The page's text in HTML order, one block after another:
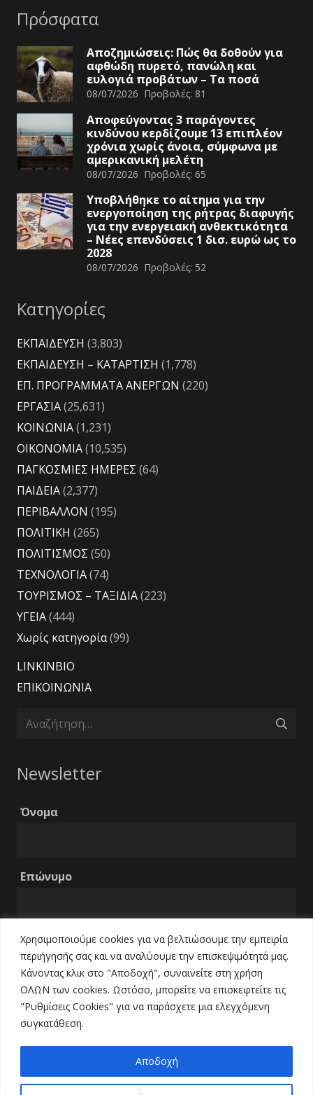
Χρησιμοποιούμε cookies για να βελτιώσουμε την εμπειρία
περιήγησής σας και να αναλύουμε την επισκεψιμότητά μας.
Κάνοντας κλικ στο "Αποδοχή", συναινείτε στη χρήση
ΟΛΩΝ των cookies. Ωστόσο, μπορείτε να επισκεφτείτε τις
"Ρυθμίσεις Cookies" για να παράσχετε μια ελεγχόμενη
συγκατάθεση.
Αποδοχή
Πρόσφατα
Αποζημιώσεις: Πώς θα δοθούν για
αφθώδη πυρετό, πανώλη και
ευλογιά προβάτων – Τα ποσά
08/07/2026 Προβολές: 81
Αποφεύγοντας 3 παράγοντες
κινδύνου κερδίζουμε 13 επιπλέον
χρόνια χωρίς άνοια, σύμφωνα με
αμερικανική μελέτη
08/07/2026 Προβολές: 65
Υποβλήθηκε το αίτημα για την
ενεργοποίηση της ρήτρας διαφυγής
για την ενεργειακή ανθεκτικότητα
– Νέες επενδύσεις 1 δισ. ευρώ ως το
2028
08/07/2026 Προβολές: 52
Κατηγορίες
ΕΚΠΑΙΔΕΥΣΗ (3,803)
ΕΚΠΑΙΔΕΥΣΗ – ΚΑΤΑΡΤΙΣΗ (1,778)
ΕΠ. ΠΡΟΓΡΑΜΜΑΤΑ ΑΝΕΡΓΩΝ (220)
ΕΡΓΑΣΙΑ(25,631)
ΚΟΙΝΩΝΙΑ(1,231)
ΟΙΚΟΝΟΜΙΑ(10,535)
ΠΑΓΚΟΣΜΙΕΣ ΗΜΕΡΕΣ (64)
ΠΑΙΔΕΙΑ(2,377)
ΠΕΡΙΒΑΛΛΟΝ (195)
ΠΟΛΙΤΙΚΗ (265)
ΠΟΛΙΤΙΣΜΟΣ (50)
ΤΕΧΝΟΛΟΓΙΑ(74)
ΤΟΥΡΙΣΜΟΣ – ΤΑΞΙΔΙΑ(223)
ΥΓΕΙΑ(444)
Χωρίς κατηγορία(99)
LINKINBIO
ΕΠΙΚΟΙΝΩΝΙΑ
Αναζήτηση
Newsletter
Όνομα
Επώνυμο
Email
Τηλέφωνο